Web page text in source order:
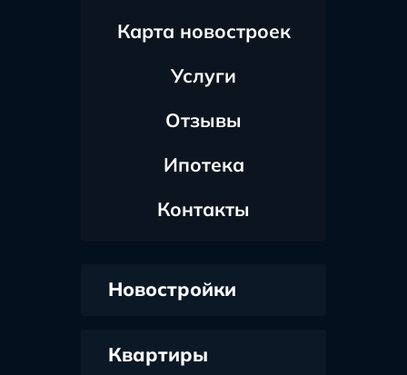
Карта новостроек
Услуги
Отзывы
Ипотека
Контакты
Новостройки
Квартиры